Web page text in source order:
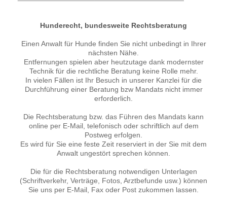
Hunderecht, bundesweite Rechtsberatung
Einen Anwalt für Hunde finden Sie nicht unbedingt in Ihrer
nächsten Nähe.
Entfernungen spielen aber heutzutage dank modernster
Technik für die rechtliche Beratung keine Rolle mehr.
In vielen Fällen ist Ihr Besuch in unserer Kanzlei für die
Durchführung einer Beratung bzw Mandats nicht immer
erforderlich.
Die Rechtsberatung bzw. das Führen des Mandats kann
online per E-Mail, telefonisch oder schriftlich auf dem
Postweg erfolgen.
Es wird für Sie eine feste Zeit reserviert in der Sie mit dem
Anwalt ungestört sprechen können.
Die für die Rechtsberatung notwendigen Unterlagen
(Schriftverkehr, Verträge, Fotos, Arztbefunde usw.) können
Sie uns per E-Mail, Fax oder Post zukommen lassen.